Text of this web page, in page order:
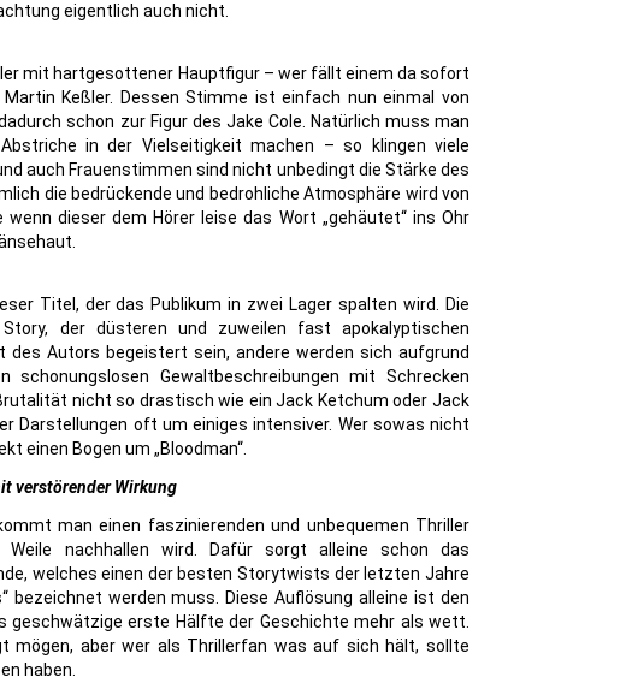
eigentlich auch nicht.
mit hartgesottener Hauptfigur – wer fällt einem da sofort
Keßler. Dessen Stimme ist einfach nun einmal von
schon zur Figur des Jake Cole. Natürlich muss man
in der Vielseitigkeit machen – so klingen viele
auch Frauenstimmen sind nicht unbedingt die Stärke des
die bedrückende und bedrohliche Atmosphäre wird von
wenn dieser dem Hörer leise das Wort „gehäutet“ ins Ohr
Titel, der das Publikum in zwei Lager spalten wird. Die
der düsteren und zuweilen fast apokalyptischen
des Autors begeistert sein, andere werden sich aufgrund
schonungslosen Gewaltbeschreibungen mit Schrecken
nicht so drastisch wie ein Jack Ketchum oder Jack
Darstellungen oft um einiges intensiver. Wer sowas nicht
einen Bogen um „Bloodman“.
verstörender Wirkung
man einen faszinierenden und unbequemen Thriller
nachhallen wird. Dafür sorgt alleine schon das
welches einen der besten Storytwists der letzten Jahre
bezeichnet werden muss. Diese Auflösung alleine ist den
geschwätzige erste Hälfte der Geschichte mehr als wett.
mögen, aber wer als Thrillerfan was auf sich hält, sollte
haben.